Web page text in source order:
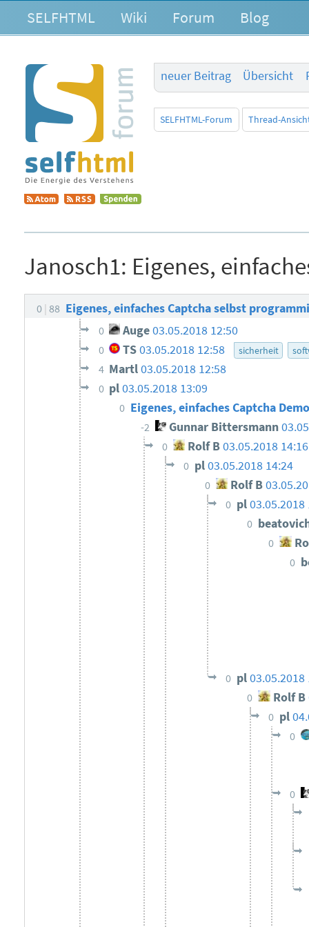
SELFHTML Wiki Forum Blog
neuer Beitrag Übersicht
SELFHTML-Forum Thread-
Janosch1: Eigenes,
0 88 Eigenes, einfaches Captcha selbst
0 Auge03.05.2018 12:50
0 TS03.05.2018 12:58 sicherheit
4 Martl03.05.2018 12:58
0 pl03.05.2018 13:09
0 Eigenes, einfaches Captcha
-2 Gunnar Bittersmann
0 Rolf B 03.05.2018 14:16
0 pl03.05.2018 14:24
0 Rolf B
0 pl03.05.2018
0
0
0
0 pl03.05.2018
0 Rolf B
0 pl
0
0